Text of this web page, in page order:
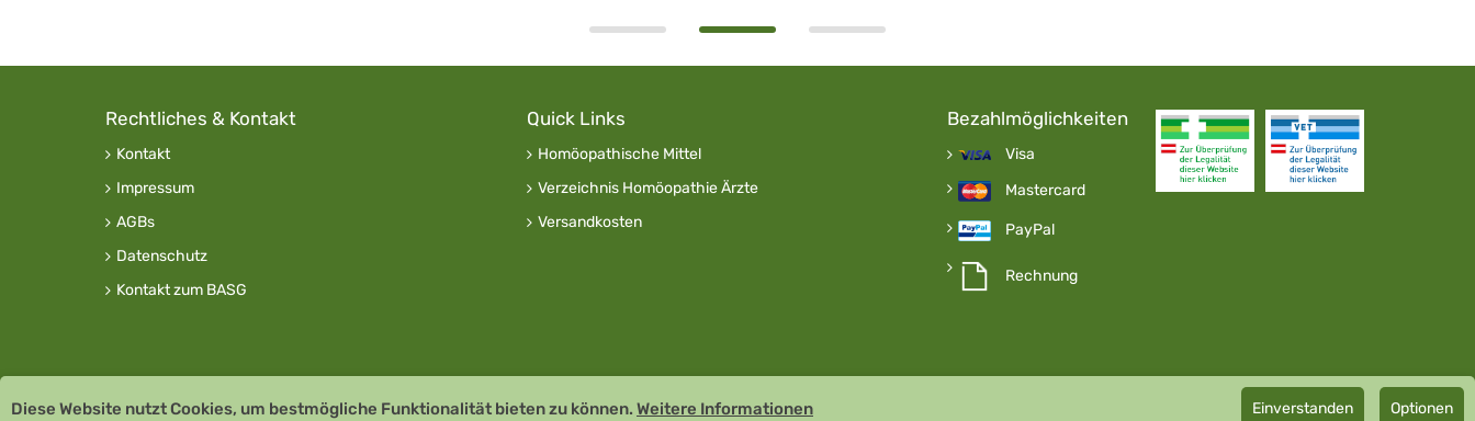
Rechtliches & Kontakt
Kontakt
Impressum
AGBs
Datenschutz
Kontakt zum BASG
Quick Links
Homöopathische Mittel
Verzeichnis Homöopathie Ärzte
Versandkosten
Bezahlmöglichkeiten
Visa
Mastercard
PayPal
Rechnung
Copyright © 2026 Team Santé Salvator Apotheke Remedia Homöopathie GmbH GMP zertifizierter Arzneihersteller
Diese Website nutzt Cookies, um bestmögliche Funktionalität bieten zu können. Weitere Informationen Einverstanden Optionen